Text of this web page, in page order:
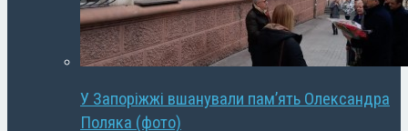
У Запоріжжі вшанували пам’ять Олександра
Поляка (фото)